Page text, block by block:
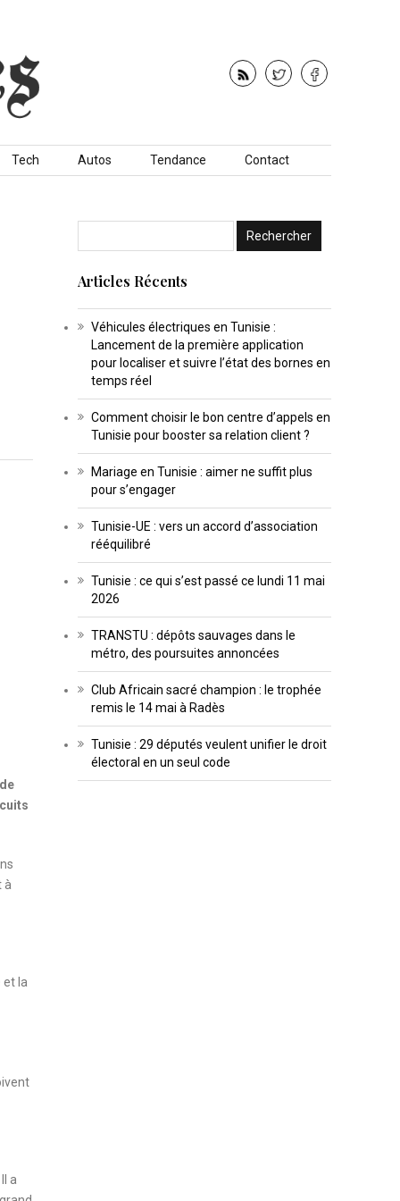
Tech Autos Tendance Contact
à
et la
a
Articles Récents
Véhicules électriques en Tunisie :
Lancement de la première application
pour localiser et suivre l’état des bornes en
temps réel
Comment choisir le bon centre d’appels en
Tunisie pour booster sa relation client ?
Mariage en Tunisie : aimer ne suffit plus
pour s’engager
Tunisie-UE : vers un accord d’association
rééquilibré
Tunisie : ce qui s’est passé ce lundi 11 mai
2026
TRANSTU : dépôts sauvages dans le
métro, des poursuites annoncées
Club Africain sacré champion : le trophée
remis le 14 mai à Radès
Tunisie : 29 députés veulent unifier le droit
électoral en un seul code